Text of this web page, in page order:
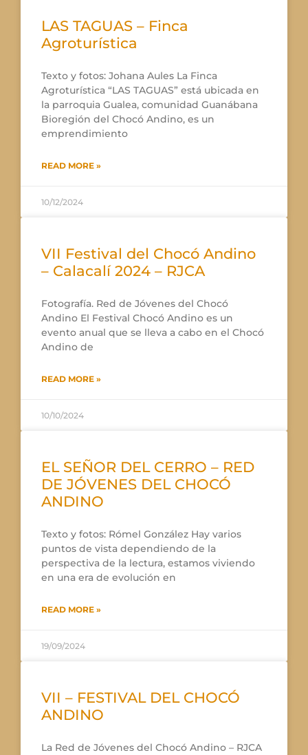
LAS TAGUAS – Finca
Agroturística
Texto y fotos: Johana Aules La Finca
Agroturística “LAS TAGUAS” está ubicada en
la parroquia Gualea, comunidad Guanábana
Bioregión del Chocó Andino, es un
emprendimiento
READ MORE »
10/12/2024
VII Festival del Chocó Andino
– Calacalí 2024 – RJCA
Fotografía. Red de Jóvenes del Chocó
Andino El Festival Chocó Andino es un
evento anual que se lleva a cabo en el Chocó
Andino de
READ MORE »
10/10/2024
EL SEÑOR DEL CERRO – RED
DE JÓVENES DEL CHOCÓ
ANDINO
Texto y fotos: Rómel González Hay varios
puntos de vista dependiendo de la
perspectiva de la lectura, estamos viviendo
en una era de evolución en
READ MORE »
19/09/2024
VII – FESTIVAL DEL CHOCÓ
ANDINO
La Red de Jóvenes del Chocó Andino – RJCA